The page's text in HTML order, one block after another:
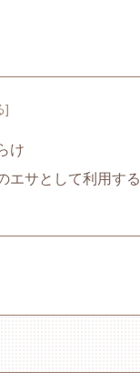
け
エサとして利用する